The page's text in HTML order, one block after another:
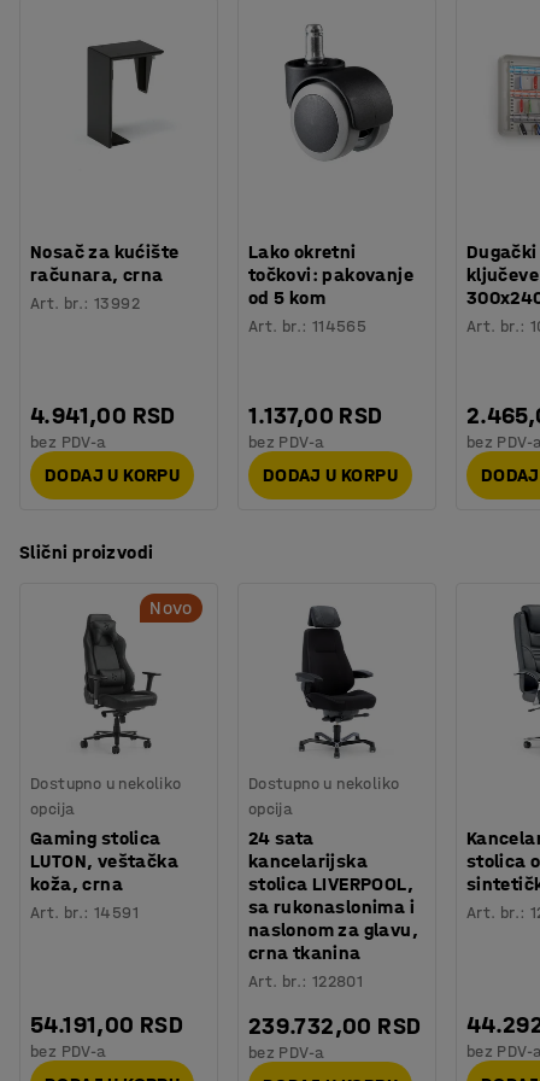
Nosač za kućište
računara, crna
Art. br.:13992
4.941,00 RSD
bez PDV-a
DODAJ U KORPU
Lako okretni
točkovi: pakovanje
od 5 kom
Art. br.: 114565
1.137,00 RSD
bez PDV-a
DODAJ U KORPU
Art. br.:
bez PDV-
Slični proizvodi
Novo
Dostupno u nekoliko
opcija
Gaming stolica
LUTON, veštačka
koža, crna
Art. br.:14591
54.191,00 RSD
bez PDV-a
Dostupno u nekoliko
opcija
24 sata
kancelarijska
stolica LIVERPOOL,
sa rukonaslonima i
naslonom za glavu,
crna tkanina
Art. br.: 122801
239.732,00 RSD
bez PDV-a
stolica
Art. br.:
bez PDV-